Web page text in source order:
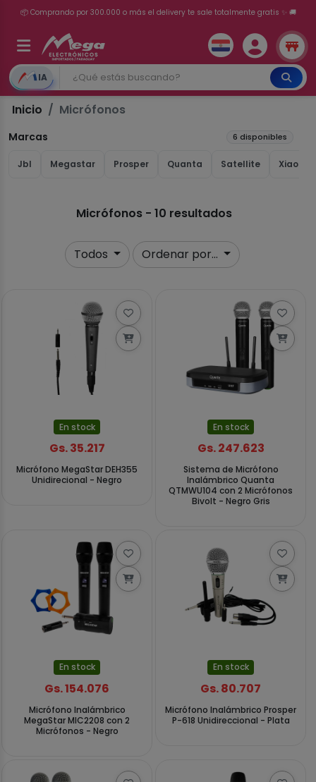
📦 Comprando por 300.000 o más el delivery te sale totalmente gratis ✨ 🚚
💳 ¡HASTA 24 CUOTAS SIN INTERÉS con tarjetas adheridas!
IA
Inicio Micrófonos
Marcas 6 disponibles
Jbl Megastar Prosper Quanta Satellite
Micrófonos - 10 resultados
Todos Ordenar por...
En stock
Gs. 35.217
Micrófono MegaStar DEH355
Unidirecional - Negro
En stock
Gs. 247.623
Sistema de Micrófono
Inalámbrico Quanta
QTMWU104 con 2 Micrófonos
Bivolt - Negro Gris
En stock
Gs. 154.076
Micrófono Inalámbrico
MegaStar MIC2208 con 2
Micrófonos - Negro
En stock
Gs. 80.707
Micrófono Inalámbrico Prosper
P-618 Unidireccional - Plata